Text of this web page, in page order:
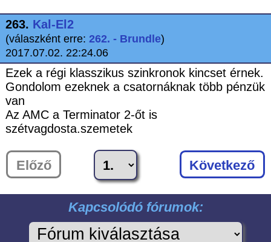
263. Kal-El2
(válaszként erre: 262. - Brundle)
2017.07.02. 22:24.06
Ezek a régi klasszikus szinkronok kincset érnek.
Gondolom ezeknek a csatornáknak több pénzük
van
Az AMC a Terminator 2-őt is
szétvagdosta.szemetek
Előző Következő
Kapcsolódó fórumok: